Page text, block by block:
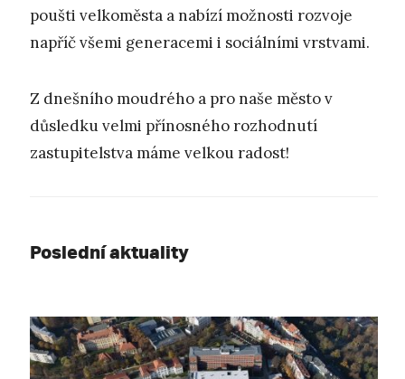
poušti velkoměsta a nabízí možnosti rozvoje
napříč všemi generacemi i sociálními vrstvami.
Z dnešního moudrého a pro naše město v
důsledku velmi přínosného rozhodnutí
zastupitelstva máme velkou radost!
Poslední aktuality